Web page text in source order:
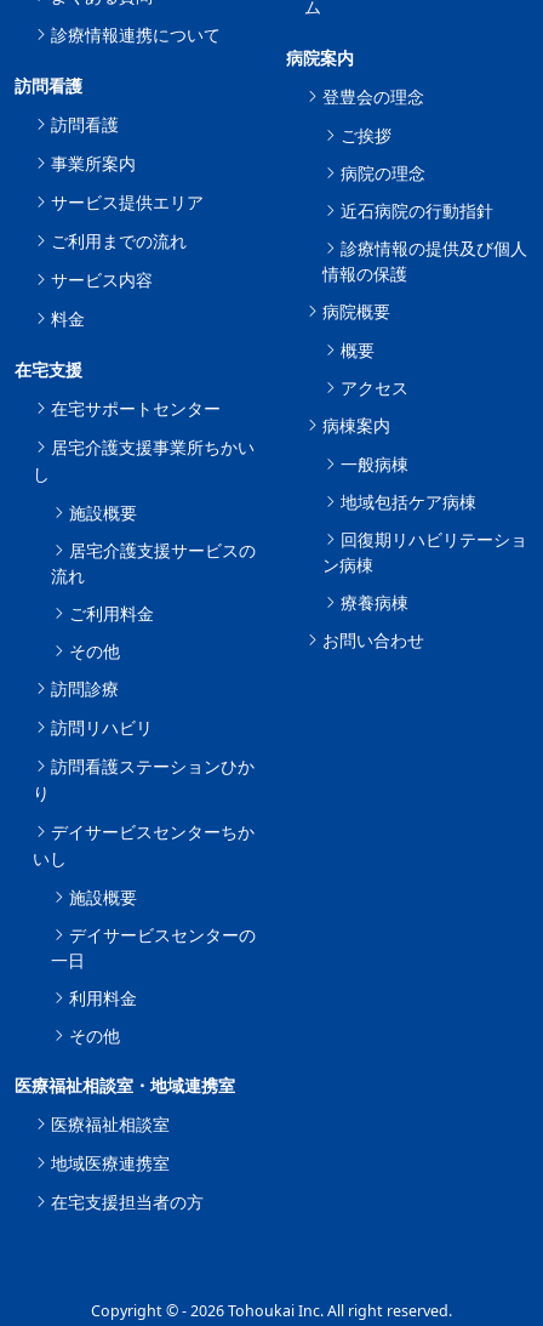
診療情報連携について
訪問看護
訪問看護
事業所案内
サービス提供エリア
ご利用までの流れ
サービス内容
料金
在宅支援
在宅サポートセンター
居宅介護支援事業所ちかい
し
施設概要
居宅介護支援サービスの
流れ
ご利用料金
その他
訪問診療
訪問リハビリ
訪問看護ステーションひか
り
デイサービスセンターちか
いし
施設概要
デイサービスセンターの
一日
利用料金
その他
医療福祉相談室・地域連携室
医療福祉相談室
地域医療連携室
在宅支援担当者の方
ム
病院案内
登豊会の理念
ご挨拶
病院の理念
近石病院の行動指針
診療情報の提供及び個人
情報の保護
病院概要
概要
アクセス
病棟案内
一般病棟
地域包括ケア病棟
回復期リハビリテーショ
ン病棟
療養病棟
お問い合わせ
Copyright © -2026 Tohoukai Inc. All right reserved.